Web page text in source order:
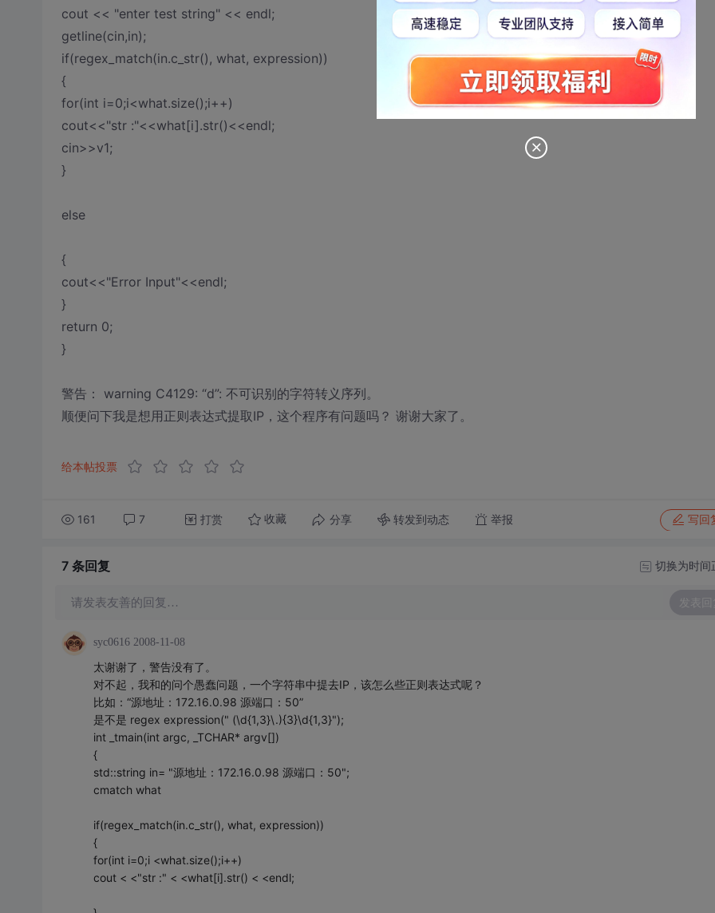
cout << "enter test string" << endl;
getline(cin,in);
if(regex_match(in.c_str(), what, expression))
{
for(int i=0;i<what.size();i++)
cout<<"str :"<<what[i].str()<<endl;
cin>>v1;
}
else
{
cout<<"Error Input"<<endl;
}
return 0;
}
警告： warning C4129: “d”: 不可识别的字符转义序列。
顺便问下我是想用正则表达式提取IP，这个程序有问题吗？ 谢谢大家了。
给本帖投票
161 7 打赏 收藏 分享 转发到动态 举报 写回
7 条回复 切换为时间
请发表友善的回复… 发表回
syc0616 2008-11-08
太谢谢了，警告没有了。
对不起，我和的问个愚蠢问题，一个字符串中提去IP，该怎么些正则表达式呢？
比如：“源地址：172.16.0.98 源端口：50”
是不是 regex expression(" (\d{1,3}\.){3}\d{1,3}");
int _tmain(int argc, _TCHAR* argv[])
{
std::string in= "源地址：172.16.0.98 源端口：50";
cmatch what
if(regex_match(in.c_str(), what, expression))
{
for(int i=0;i <what.size();i++)
cout < <"str :" < <what[i].str() < <endl;